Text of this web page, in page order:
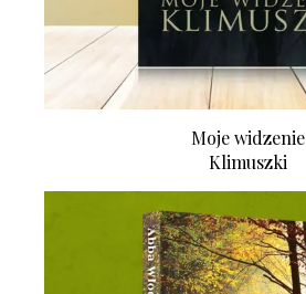
Moje widzenie
Klimuszki